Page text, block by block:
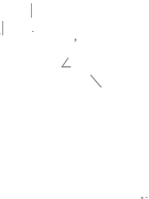
川ﾘ￣|
| .
＼